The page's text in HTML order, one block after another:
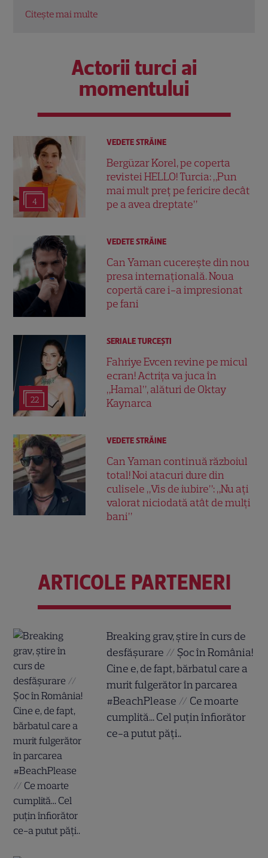
Citește mai multe
Actorii turci ai
momentului
4
VEDETE STRĂINE
Bergüzar Korel, pe coperta
revistei HELLO! Turcia: „Pun
mai mult preț pe fericire decât
pe a avea dreptate”
VEDETE STRĂINE
Can Yaman cucerește din nou
presa internațională. Noua
copertă care i-a impresionat
pe fani
22
SERIALE TURCEŞTI
Fahriye Evcen revine pe micul
ecran! Actrița va juca în
„Hamal”, alături de Oktay
Kaynarca
VEDETE STRĂINE
Can Yaman continuă războiul
total! Noi atacuri dure din
culisele „Vis de iubire”: „Nu ați
valorat niciodată atât de mulți
bani”
ARTICOLE PARTENERI
Breaking grav, știre în curs de
desfășurare // Șoc în România!
Cine e, de fapt, bărbatul care a
murit fulgerător în parcarea
#BeachPlease // Ce moarte
cumplită... Cel puțin înfiorător
ce-a putut păți..